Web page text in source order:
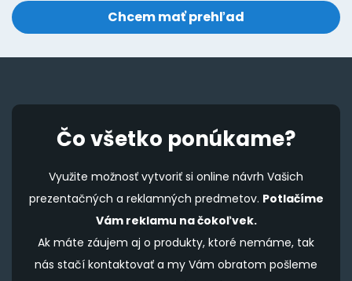
product
page
Čo všetko ponúkame?
Využite možnosť vytvoriť si online návrh Vašich
prezentačných a reklamných predmetov. Potlačíme
Vám reklamu na čokoľvek.
Ak máte záujem aj o produkty, ktoré nemáme, tak
nás stačí kontaktovať a my Vám obratom pošleme